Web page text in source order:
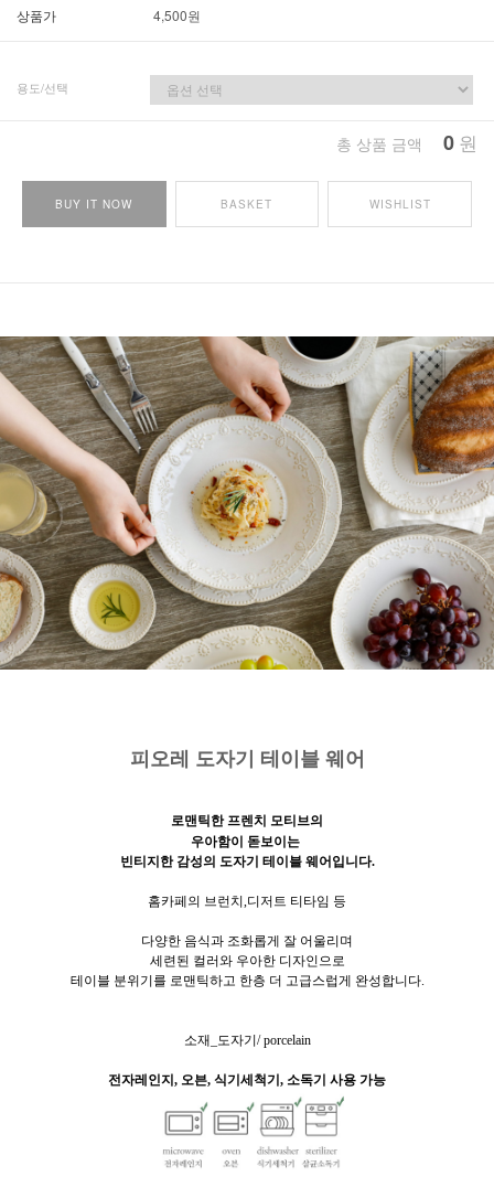
상품가 4,500원
용도/선택
총 상품 금액 0 원
BUY IT NOW BASKET WISHLIST
피오레 도자기 테이블 웨어
로맨틱한 프렌치 모티브의
우아함이 돋보이는
빈티지한 감성의 도자기 테이블 웨어입니다.
홈카페의 브런치,디저트 티타임 등
다양한 음식과 조화롭게 잘 어울리며
세련된 컬러와 우아한 디자인으로
테이블 분위기를 로맨틱하고 한층 더 고급스럽게 완성합니다.
소재_도자기/ porcelain
전자레인지, 오븐, 식기세척기, 소독기 사용 가능